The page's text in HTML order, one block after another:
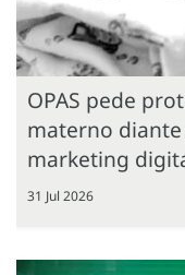
OPAS pede
materno
marketing
31 Jul 2026